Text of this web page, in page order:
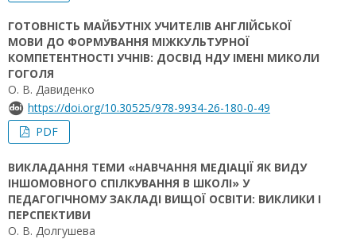
ГОТОВНІСТЬ МАЙБУТНІХ УЧИТЕЛІВ АНГЛІЙСЬКОЇ
МОВИ ДО ФОРМУВАННЯ МІЖКУЛЬТУРНОЇ
КОМПЕТЕНТНОСТІ УЧНІВ: ДОСВІД НДУ ІМЕНІ МИКОЛИ
ГОГОЛЯ
О. В. Давиденко
https://doi.org/10.30525/978-9934-26-180-0-49
PDF
ВИКЛАДАННЯ ТЕМИ «НАВЧАННЯ МЕДІАЦІЇ ЯК ВИДУ
ІНШОМОВНОГО СПІЛКУВАННЯ В ШКОЛІ» У
ПЕДАГОГІЧНОМУ ЗАКЛАДІ ВИЩОЇ ОСВІТИ: ВИКЛИКИ І
ПЕРСПЕКТИВИ
О. В. Долгушева